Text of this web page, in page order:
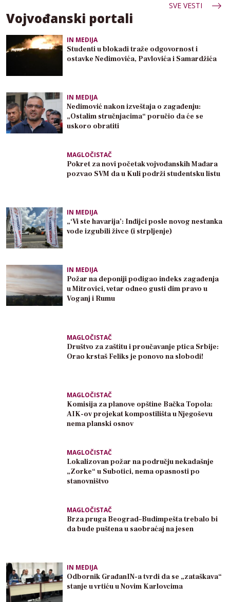
SVE VESTI
Vojvođanski portali
IN MEDIJA
Studenti u blokadi traže odgovornost i
ostavke Nedimovića, Pavlovića i Samardžića
IN MEDIJA
Nedimović nakon izveštaja o zagađenju:
„Ostalim stručnjacima“ poručio da će se
uskoro obratiti
MAGLOČISTAČ
Pokret za novi početak vojvođanskih Mađara
pozvao SVM da u Kuli podrži studentsku listu
IN MEDIJA
„‘Vi ste havarija’: Inđijci posle novog nestanka
vode izgubili živce (i strpljenje)
IN MEDIJA
Požar na deponiji podigao indeks zagađenja
u Mitrovici, vetar odneo gusti dim pravo u
Voganj i Rumu
MAGLOČISTAČ
Društvo za zaštitu i proučavanje ptica Srbije:
Orao krstaš Feliks je ponovo na slobodi!
MAGLOČISTAČ
Komisija za planove opštine Bačka Topola:
AIK-ov projekat kompostilišta u Njegoševu
nema planski osnov
MAGLOČISTAČ
Lokalizovan požar na području nekadašnje
„Zorke“ u Subotici, nema opasnosti po
stanovništvo
MAGLOČISTAČ
Brza pruga Beograd–Budimpešta trebalo bi
da bude puštena u saobraćaj na jesen
IN MEDIJA
Odbornik GrađanIN-a tvrdi da se „zataškava“
stanje u vrtiću u Novim Karlovcima